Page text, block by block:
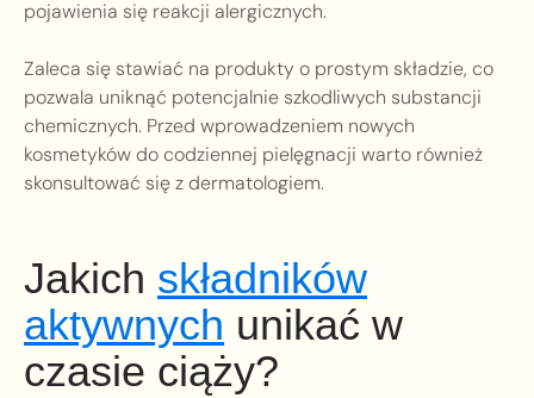
pojawienia się reakcji alergicznych.
Zaleca się stawiać na produkty o prostym składzie, co
pozwala uniknąć potencjalnie szkodliwych substancji
chemicznych. Przed wprowadzeniem nowych
kosmetyków do codziennej pielęgnacji warto również
skonsultować się z dermatologiem.
Jakich składników
aktywnych unikać w
czasie ciąży?